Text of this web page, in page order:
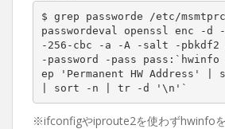
$ grep passworde /etc/msmtprc
passwordeval openssl enc -d -
-256-cbc -a -A -salt -pbkdf2
-password -pass
ep 'Permanent HW
| sort -n | tr -d '\n'`
※ifconfigやiproute2を使わずhwinfo